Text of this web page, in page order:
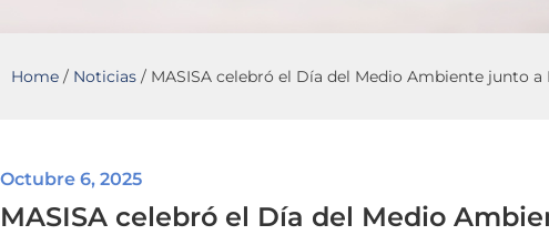
Home / Noticias / MASISA celebró el Día del Medio Ambiente junto a
Octubre 6, 2025
MASISA celebró el Día del Medio